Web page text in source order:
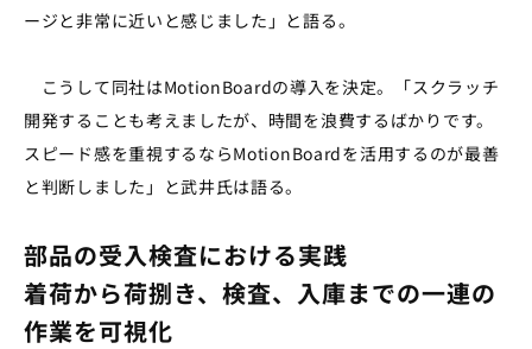
ージと非常に近いと感じました」と語る。
こうして同社はMotionBoardの導入を決定。「スクラッチ
開発することも考えましたが、時間を浪費するばかりです。
スピード感を重視するならMotionBoardを活用するのが最善
と判断しました」と武井氏は語る。
部品の受入検査における実践
着荷から荷捌き、検査、入庫までの一連の
作業を可視化